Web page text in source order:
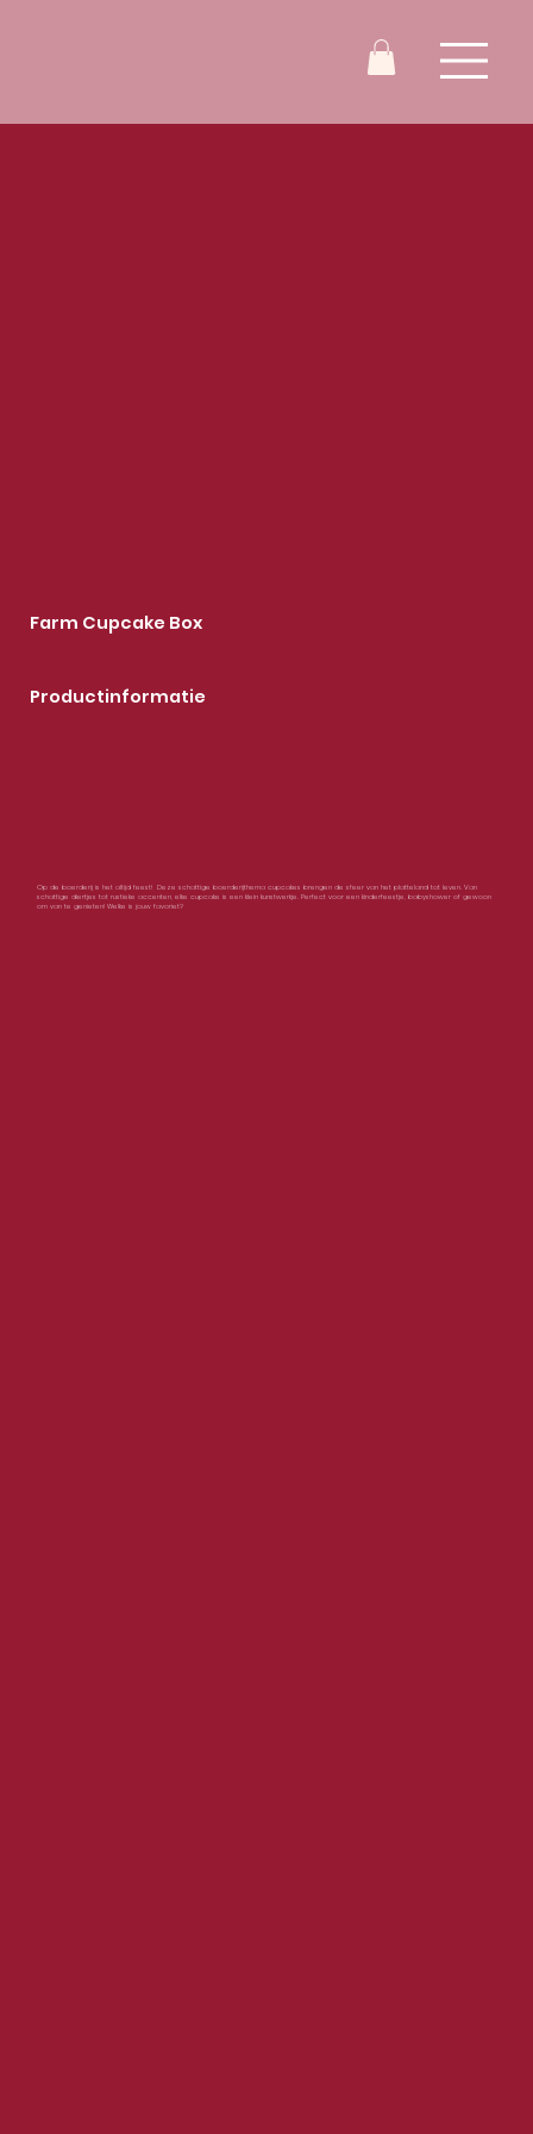
Productinformatie
Farm Cupcake Box
Op de boerderij is het altijd feest! Deze schattige boerderijthema cupcakes brengen de sfeer van het platteland tot leven. Van
schattige diertjes tot rustieke accenten, elke cupcake is een klein kunstwerkje. Perfect voor een kinderfeestje, babyshower of gewoon
om van te genieten! Welke is jouw favoriet?